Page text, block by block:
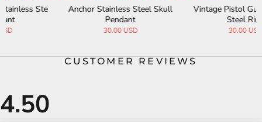
Anchor Stainless Steel Skull
Vintage Pistol Gun Stainless
CUSTOMER REVIEWS